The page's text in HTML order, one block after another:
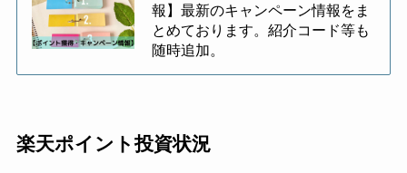
報】最新のキャンペーン情報をま
とめております。紹介コード等も
随時追加。
楽天ポイント投資状況